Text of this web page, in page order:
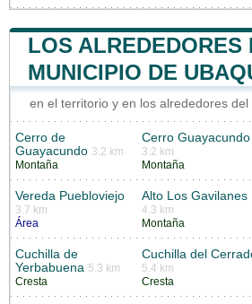
LOS ALREDEDORES
MUNICIPIO DE
en el territorio y en los alrededores
Cerro de
Guayacundo 3.2 km
Montaña
Cerro Guayacundo
3.2 km
Montaña
Vereda Puebloviejo
3.7 km
Área
Alto Los Gavilanes
4.3 km
Montaña
Cuchilla de
Yerbabuena 5.3 km
Cresta
Cuchilla del
5.4 km
Cresta